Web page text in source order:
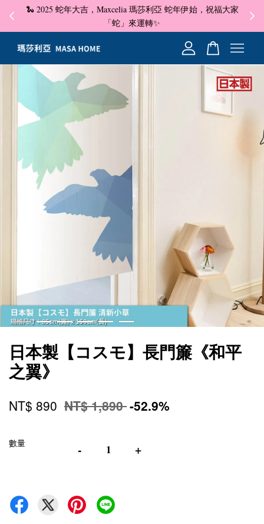
🐍 2025 蛇年大吉，Maxcelia 瑪莎利亞 蛇年伊始，祝福大家
「蛇」來運轉✨
✦
日本製【コスモ】長門簾《和平
之翼》
NT$ 890 NT$ 1,890-52.9%
數量 - +
您的購物車目前還是空的。
繼續購物